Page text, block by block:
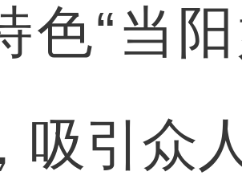
色“当
吸引众